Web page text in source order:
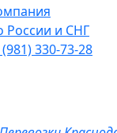
России и СНГ
330-73-28